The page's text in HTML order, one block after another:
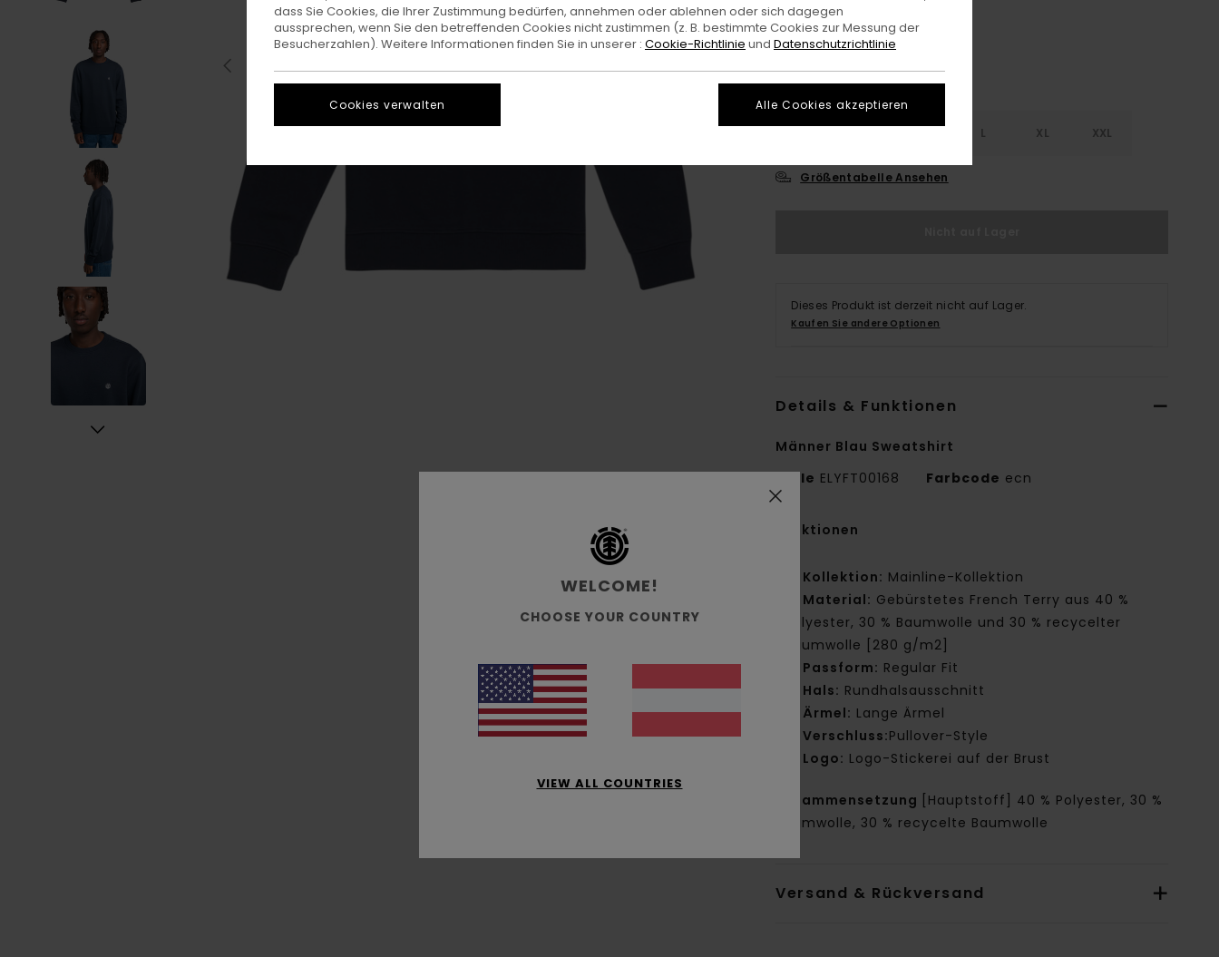
L XL XXL
Größentabelle Ansehen
Dieses Produkt ist derzeit nicht auf Lager.
Kaufen Sie andere Optionen
Details & Funktionen
Männer Blau Sweatshirt
Style ELYFT00168 Farbcode ecn
Funktionen
Kollektion: Mainline-Kollektion
Material: Gebürstetes French Terry aus 40 %
Polyester, 30 % Baumwolle und 30 % recycelter
Baumwolle [280 g/m2]
Passform: Regular Fit
Hals: Rundhalsausschnitt
Ärmel: Lange Ärmel
Verschluss:Pullover-Style
Logo: Logo-Stickerei auf der Brust
Zusammensetzung
[Hauptstoff] 40 % Polyester, 30 %
Baumwolle, 30 % recycelte Baumwolle
Versand & Rückversand
WELCOME!
CHOOSE YOUR COUNTRY
VIEW ALL COUNTRIES
dass Sie Cookies, die Ihrer Zustimmung bedürfen, annehmen oder ablehnen oder sich dagegen
aussprechen, wenn Sie den betreffenden Cookies nicht zustimmen (z. B. bestimmte Cookies zur Messung der
Besucherzahlen). Weitere Informationen finden Sie in unserer : Cookie-Richtlinie und Datenschutzrichtlinie
Cookies verwalten Alle Cookies akzeptieren